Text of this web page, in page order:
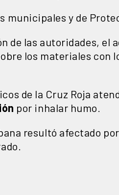
municipales y de
de las autoridades, el
los materiales con
de la Cruz Roja
por inhalar humo.
resultó afectado